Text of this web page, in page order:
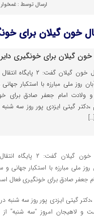
ارسال توسط :غمخوار
مدیر پزشکی انتقال خون
۱۳ آبان روز ملی مبارزه با
امام جعفر صادق برای
،دکتر گیتی ایزدی پور روز سه
مدیر پزشکی انتقال
۱۳ آبان روز ملی مبارزه با
جعفر صادق برای خونگیری فعال
،دکتر گیتی ایزدی پور روز سه شنبه